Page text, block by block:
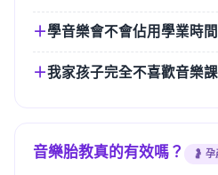
學音樂會不會佔用學業時間
我家孩子完全不喜歡音樂
音樂胎教真的有效嗎？ 🤰